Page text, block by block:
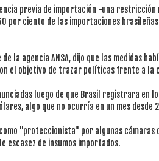
previa de importación -una
por ciento de las importaciones
la agencia ANSA, dijo que las medidas
el objetivo de trazar políticas frente a la
luego de que Brasil registrara en
algo que no ocurría en un mes desde
"proteccionista" por algunas
escasez de insumos importados.